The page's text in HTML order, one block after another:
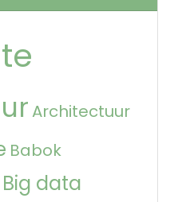
Architectuur
Babok
Big data